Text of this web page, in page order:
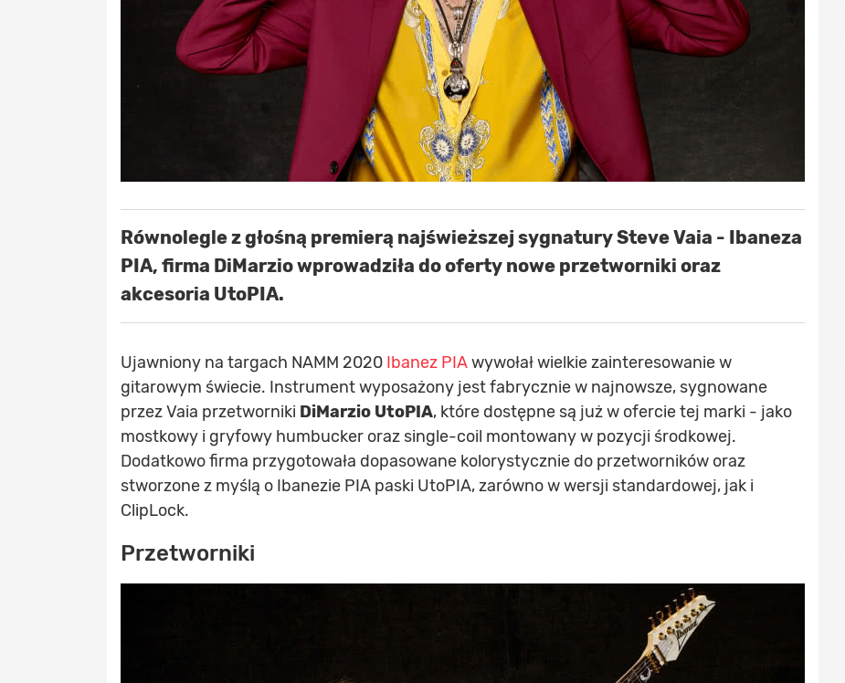
Równolegle z głośną premierą najświeższej sygnatury Steve Vaia - Ibaneza
PIA, firma DiMarzio wprowadziła do oferty nowe przetworniki oraz
akcesoria UtoPIA.
Ujawniony na targach NAMM 2020 Ibanez PIAwywołał wielkie zainteresowanie w
gitarowym świecie. Instrument wyposażony jest fabrycznie w najnowsze, sygnowane
przez Vaia przetworniki DiMarzio UtoPIA, które dostępne są już w ofercie tej marki - jako
mostkowy i gryfowy humbucker oraz single-coil montowany w pozycji środkowej.
Dodatkowo firma przygotowała dopasowane kolorystycznie do przetworników oraz
stworzone z myślą o Ibanezie PIA paski UtoPIA, zarówno w wersji standardowej, jak i
ClipLock.
Przetworniki